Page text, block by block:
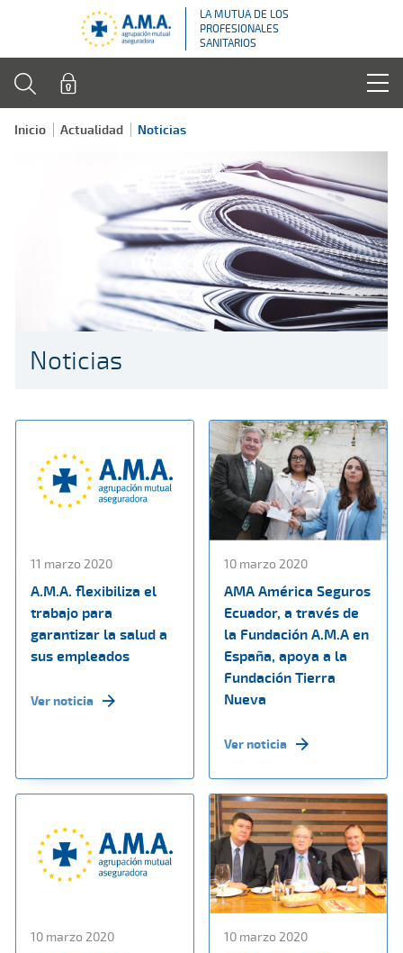
LA MUTUA DE LOS
PROFESIONALES
SANITARIOS
Inicio Actualidad Noticias
Noticias
11 marzo 2020
A.M.A. flexibiliza el
trabajo para
garantizar la salud a
sus empleados
Ver noticia
10 marzo 2020
AMA América Seguros
Ecuador, a través de
la Fundación A.M.A en
España, apoya a la
Fundación Tierra
Nueva
Ver noticia
10 marzo 2020 10 marzo 2020